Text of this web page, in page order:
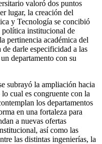
valoró dos puntos
lugar, la creación del
y Tecnología se concibió
política institucional de
pertinencia académica del
darle especificidad a las
departamento con su
subrayó la ampliación hacia
cual es congruente con la
los departamentos
en una fortaleza para
a nuevas ofertas
así como las
las distintas ingenierías, la